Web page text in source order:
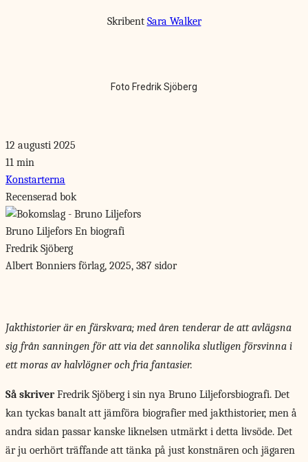
Skribent Sara Walker
Foto Fredrik Sjöberg
12 augusti 2025
11 min
Konstarterna
Recenserad bok
Bruno Liljefors En biografi
Fredrik Sjöberg
Albert Bonniers förlag, 2025, 387 sidor
Jakthistorier är en färskvara; med åren tenderar de att avlägsna
sig från sanningen för att via det sannolika slutligen försvinna i
ett moras av halvlögner och fria fantasier.
Så skriverFredrik Sjöberg i sin nya Bruno Liljeforsbiografi. Det
kan tyckas banalt att jämföra biografier med jakthistorier, men å
andra sidan passar kanske liknelsen utmärkt i detta livsöde. Det
är ju oerhört träffande att tänka på just konstnären och jägaren